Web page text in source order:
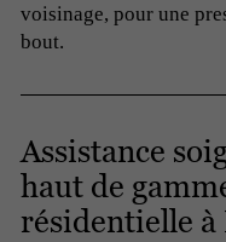
voisinage, pour une
bout.
Assistance
haut de
résidentielle